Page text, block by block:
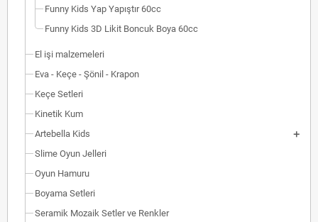
Funny Kids Yap Yapıştır 60cc
Funny Kids 3D Likit Boncuk Boya 60cc
El işi malzemeleri
Eva - Keçe - Şönil - Krapon
Keçe Setleri
Kinetik Kum
Artebella Kids
Slime Oyun Jelleri
Oyun Hamuru
Boyama Setleri
Seramik Mozaik Setler ve Renkler